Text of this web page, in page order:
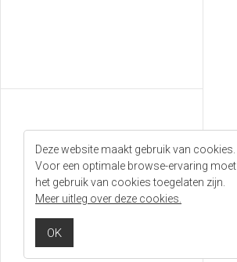
T. +32 (0)58 31 61 50
E.verkoop@catteeu.eu
Deze website maakt gebruik van cookies.
Voor een optimale browse-ervaring moet
het gebruik van cookies toegelaten zijn.
Meer uitleg over deze cookies.
OK